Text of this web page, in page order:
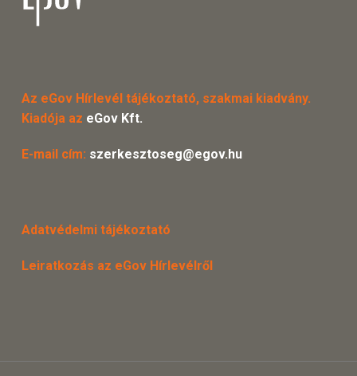
Az eGov Hírlevél tájékoztató, szakmai kiadvány.
Kiadója az eGov Kft.
E-mail cím: szerkesztoseg@egov.hu
Adatvédelmi tájékoztató
Leiratkozás az eGov Hírlevélről